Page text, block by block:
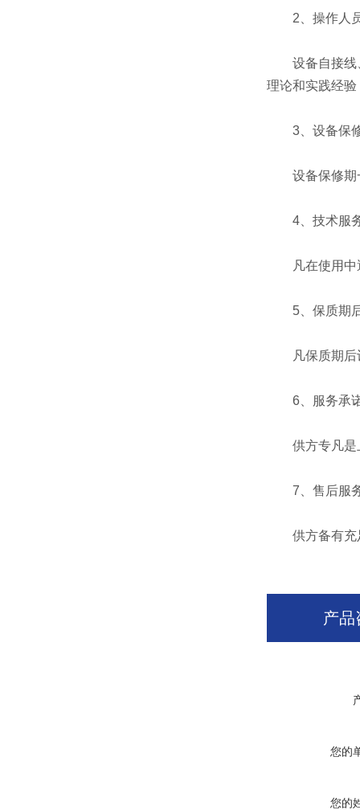
2、操作人
设备自接线、
理论和实践经
3、设备保
设备保修期一
4、技术服
凡在使用中遇
5、保质期后
凡保质期后设
6、服务承
供方专凡是
7、售后服务
供方备有充足
产品
您的
您的